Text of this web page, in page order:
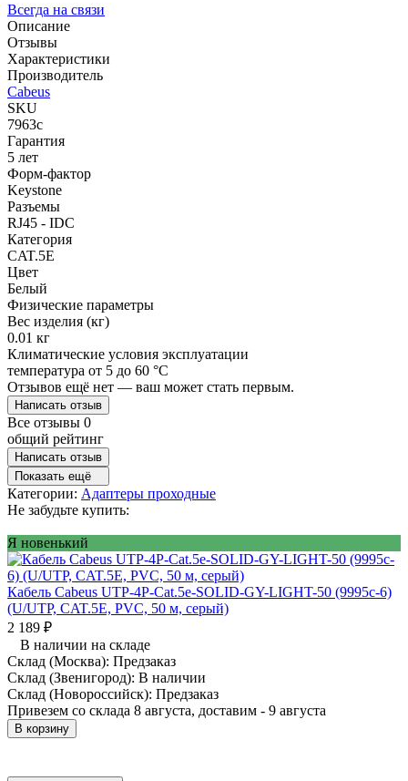
Всегда на связи
Описание
Отзывы
Характеристики
Производитель
Cabeus
SKU
7963c
Гарантия
5 лет
Форм-фактор
Keystone
Разъемы
RJ45 - IDC
Категория
CAT.5E
Цвет
Белый
Физические параметры
Вес изделия (кг)
0.01 кг
Климатические условия эксплуатации
температура от 5 до 60 °C
Отзывов ещё нет — ваш может стать первым.
Написать отзыв
Все отзывы 0
общий рейтинг
Написать отзыв
Показать ещё
Категории: Адаптеры проходные
Не забудьте купить:
Я новенький
Кабель Cabeus UTP-4P-Cat.5e-SOLID-GY-LIGHT-50 (9995c-6)
(U/UTP, CAT.5E, PVC, 50 м, серый)
2 189 ₽
В наличии на складе
Склад (Москва): Предзаказ
Склад (Звенигород): В наличии
Склад (Новороссийск): Предзаказ
Привезем со склада 8 августа, доставим - 9 августа
В корзину